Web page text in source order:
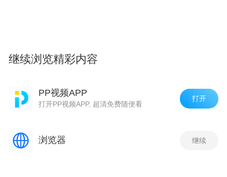
继续浏览精彩内容
PP视频APP
打开PP视频APP, 超清免费随便看
打开
浏览器 继续